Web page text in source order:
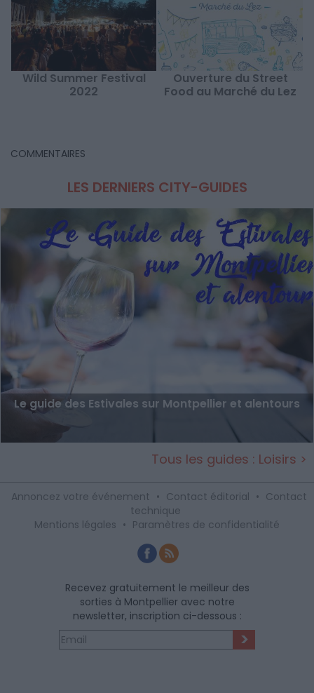
Wild Summer Festival
2022
Ouverture du Street
Food au Marché du Lez
COMMENTAIRES
LES DERNIERS CITY-GUIDES
Le guide des Estivales sur Montpellier et alentours
Tous les guides : Loisirs >
Annoncez votre événement • Contact éditorial • Contact
technique
Mentions légales • Paramètres de confidentialité
Recevez gratuitement le meilleur des
sorties à Montpellier avec notre
newsletter, inscription ci-dessous :
>